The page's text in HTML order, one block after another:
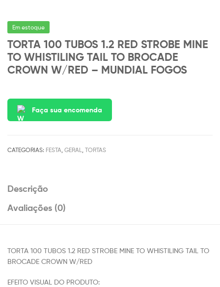
Em estoque
TORTA 100 TUBOS 1.2 RED STROBE MINE
TO WHISTILING TAIL TO BROCADE
CROWN W/RED – MUNDIAL FOGOS
Faça sua encomenda
CATEGORIAS: FESTA GERAL TORTAS
Descrição
Avaliações (0)
TORTA 100 TUBOS 1.2 RED STROBE MINE TO WHISTILING TAIL TO
BROCADE CROWN W/RED
EFEITO VISUAL DO PRODUTO: